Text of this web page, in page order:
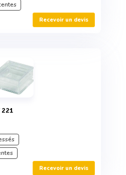
Recevoir un devis
221
Recevoir un devis